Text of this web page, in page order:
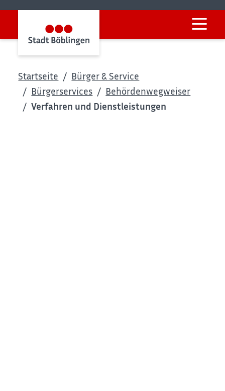
Startseite
Bürger & Service
Bürgerservices
Behördenwegweiser
Verfahren und Dienstleistungen